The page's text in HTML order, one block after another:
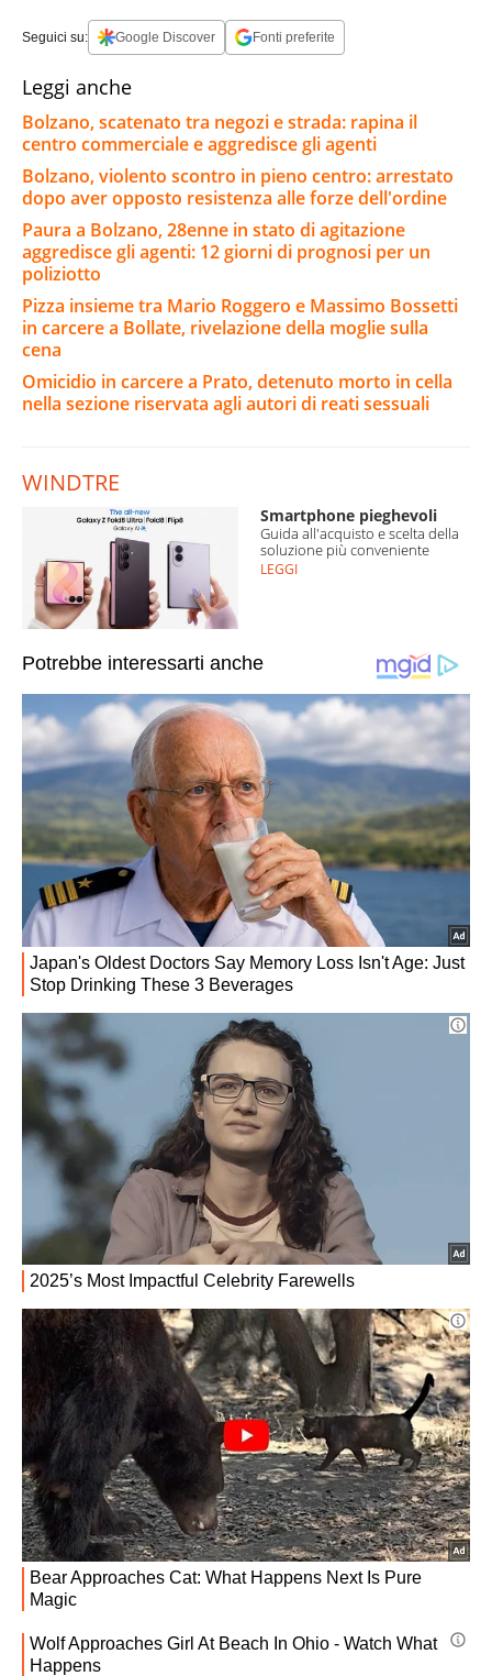
Seguici su: Google Discover Fonti preferite
Leggi anche
Bolzano, scatenato tra negozi e strada: rapina il
centro commerciale e aggredisce gli agenti
Bolzano, violento scontro in pieno centro: arrestato
dopo aver opposto resistenza alle forze dell'ordine
Paura a Bolzano, 28enne in stato di agitazione
aggredisce gli agenti: 12 giorni di prognosi per un
poliziotto
Pizza insieme tra Mario Roggero e Massimo Bossetti
in carcere a Bollate, rivelazione della moglie sulla
cena
Omicidio in carcere a Prato, detenuto morto in cella
nella sezione riservata agli autori di reati sessuali
WINDTRE
Smartphone pieghevoli
Guida all'acquisto e scelta della
soluzione più conveniente
LEGGI